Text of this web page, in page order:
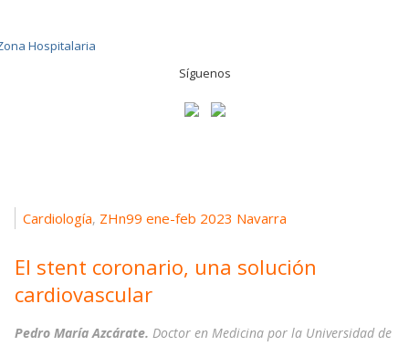
Síguenos
Cardiología, ZHn99 ene-feb 2023 Navarra
El stent coronario, una solución
cardiovascular
Pedro María Azcárate. Doctor en Medicina por la Universidad de